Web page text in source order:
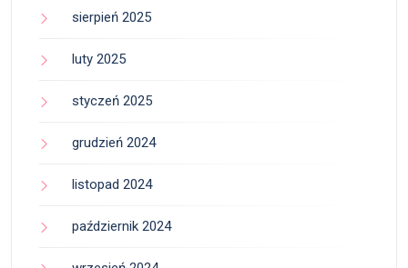
sierpień 2025
luty 2025
styczeń 2025
grudzień 2024
listopad 2024
październik 2024